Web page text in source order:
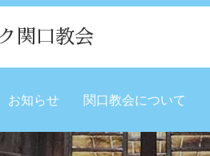
関口教会
お知らせ 関口教会について